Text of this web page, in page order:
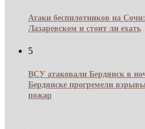
Атаки беспилотников на
Лазаревском и стоит ли ехать
5
ВСУ атаковали Бердянск в
Бердянске прогремели
пожар